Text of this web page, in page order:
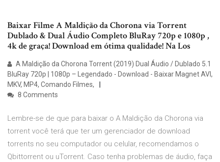
Baixar Filme A Maldição da Chorona via Torrent
Dublado & Dual Áudio Completo BluRay 720p e 1080p ,
4k de graça! Download em ótima qualidade! Na Los
A Maldição da Chorona Torrent (2019) Dual Áudio / Dublado 5.1
BluRay 720p | 1080p – Legendado - Download - Baixar Magnet AVI,
MKV, MP4, Comando Filmes,
8 Comments
Lembre-se de que para baixar o A Maldição da Chorona via
torrent você terá que ter um gerenciador de download
torrents no seu computador ou celular, recomendamos o
Qbittorrent ou uTorrent. Caso tenha problemas de áudio, faça